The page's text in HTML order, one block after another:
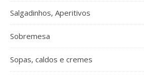
Salgadinhos, Aperitivos
Sobremesa
Sopas, caldos e cremes